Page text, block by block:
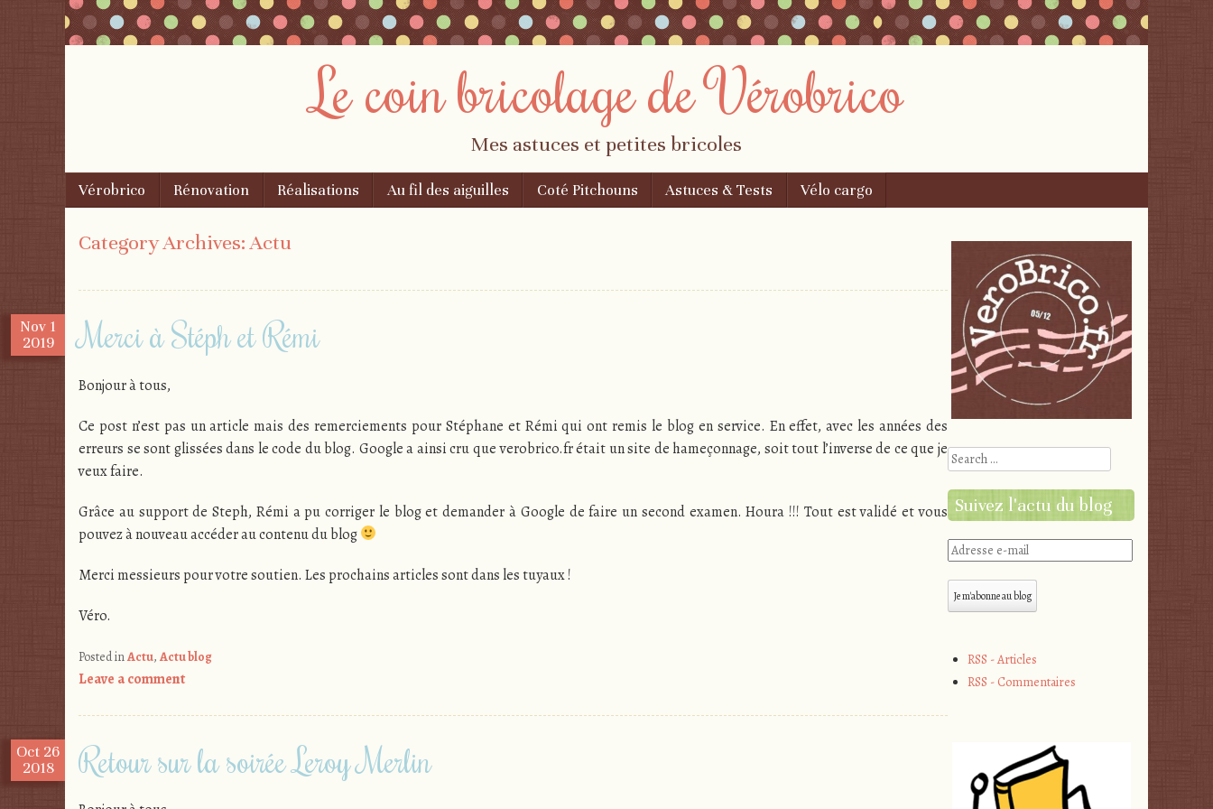
Le coin bricolage de Vérobrico
Mes astuces et petites bricoles
Menu
Skip
to
Vérobrico Rénovation Réalisations Au fil des aiguilles Coté Pitchouns Astuces & Tests Vélo cargo
Category Archives:Actu
Nov 1
2019
Merci à Stéph et Rémi
Bonjour à tous,
Ce post n’est pas un article mais des remerciements pour Stéphane et Rémi qui ont remis le blog en service. En effet, avec les années des
erreurs se sont glissées dans le code du blog. Google a ainsi cru que verobrico.fr était un site de hameçonnage, soit tout l’inverse de ce que je
veux faire.
Grâce au support de Steph, Rémi a pu corriger le blog et demander à Google de faire un second examen. Houra !!! Tout est validé et vous
pouvez à nouveau accéder au contenu du blog
Merci messieurs pour votre soutien. Les prochains articles sont dans les tuyaux !
Véro.
Posted inActu, Actu blog
Leave a comment
Oct 26
2018
Retour sur la soirée Leroy Merlin
Search
Suivez l'actu du blog
Adresse
mail
Je m'abonne au blog
RSS - Articles
RSS - Commentaires